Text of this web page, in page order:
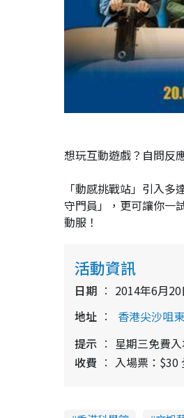
想玩互動遊戲？自問反
「動感挑戰站」引入
守門員」，更可讓你一
動服！
活動資訊
日期
2014年6月
地址
香港尖沙咀
提示
星期三免費
收費
入場票：$30